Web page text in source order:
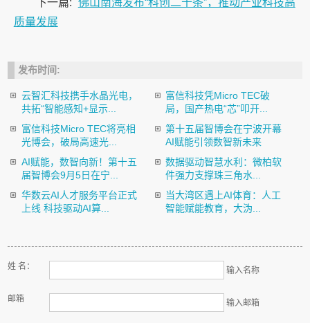
下一篇: 佛山南海发布“科创二十条”，推动产业科技高
质量发展
发布时间:
云智汇科技携手水晶光电，
共拓“智能感知+显示...
富信科技凭Micro TEC破
局，国产热电“芯”叩开...
富信科技Micro TEC将亮相
光博会，破局高速光...
第十五届智博会在宁波开幕
AI赋能引领数智新未来
AI赋能，数智向新！第十五
届智博会9月5日在宁...
数据驱动智慧水利：微柏软
件强力支撑珠三角水...
华数云AI人才服务平台正式
上线 科技驱动AI算...
当大湾区遇上AI体育：人工
智能赋能教育，大沩...
姓 名： 输入名称
邮箱 输入邮箱